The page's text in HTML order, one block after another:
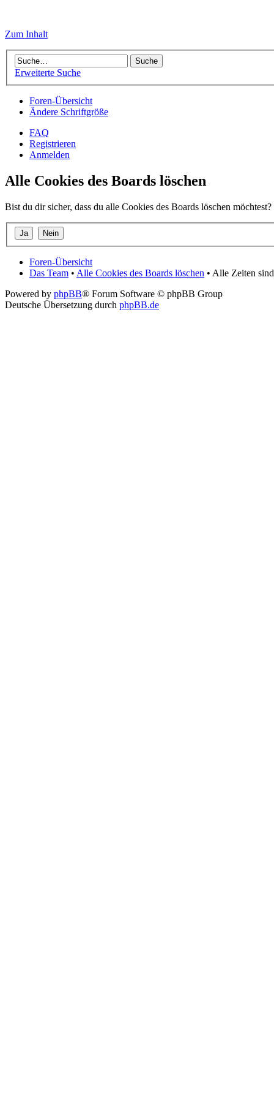
Zum Inhalt
Erweiterte Suche
Foren-Übersicht
Ändere Schriftgröße
FAQ
Registrieren
Anmelden
Alle Cookies des Boards löschen
Bist du dir sicher, dass du alle Cookies des Boards löschen möchtest?
Foren-Übersicht
Das Team • Alle Cookies des Boards löschen • Alle Zeiten
Powered by phpBB® Forum Software © phpBB Group
Deutsche Übersetzung durch phpBB.de